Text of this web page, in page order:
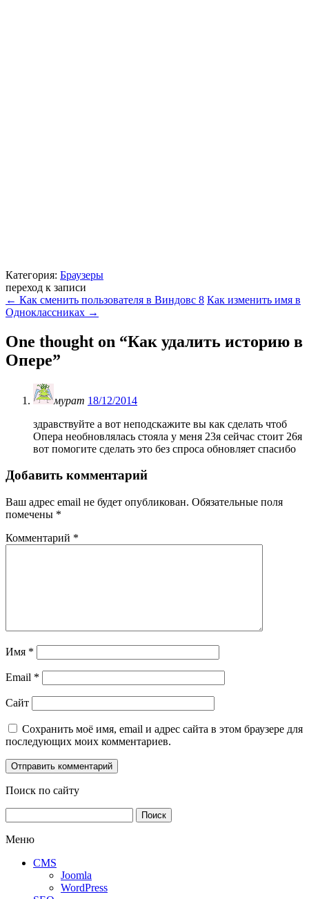
Категория: Браузеры
переход к записи
← Как сменить пользователя в Виндовс 8 Как изменить имя в
Одноклассниках →
One thought on “Как удалить историю в
Опере”
мурат 18/12/2014
здравствуйте а вот неподскажите вы как сделать чтоб
Опера необновлялась стояла у меня 23я сейчас стоит 26я
вот помогите сделать это без спроса обновляет спасибо
Добавить комментарий
Ваш адрес email не будет опубликован. Обязательные поля
помечены *
Комментарий *
Имя *
Email *
Сайт
Сохранить моё имя, email и адрес сайта в этом браузере для
последующих моих комментариев.
Поиск по сайту
Меню
CMS
Joomla
WordPress